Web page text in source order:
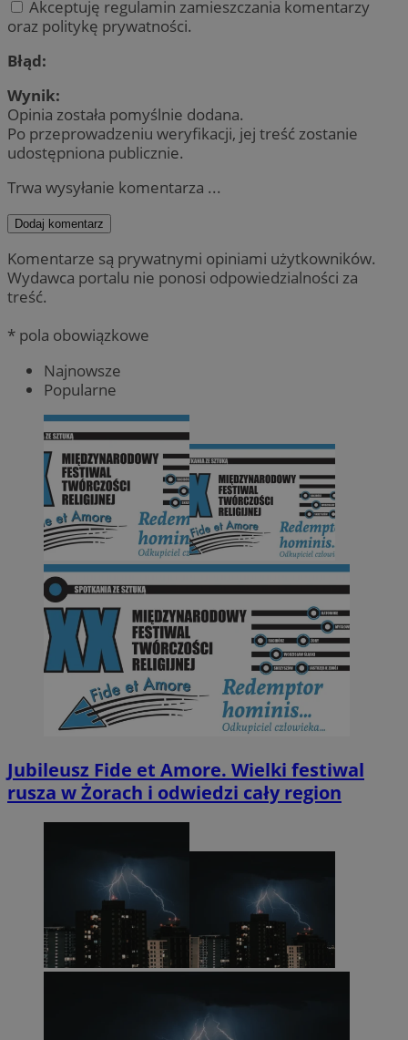
Akceptuję regulamin zamieszczania komentarzy
oraz politykę prywatności.
Błąd:
Wynik:
Opinia została pomyślnie dodana.
Po przeprowadzeniu weryfikacji, jej treść zostanie
udostępniona publicznie.
Trwa wysyłanie komentarza ...
Dodaj komentarz
Komentarze są prywatnymi opiniami użytkowników.
Wydawca portalu nie ponosi odpowiedzialności za
treść.
* pola obowiązkowe
Najnowsze
Popularne
Jubileusz Fide et Amore. Wielki festiwal
rusza w Żorach i odwiedzi cały region